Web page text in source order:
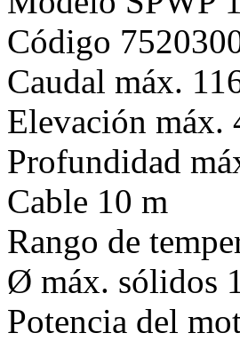
Código
Caudal máx.
Elevación máx.
Profundidad
Cable 10 m
Rango de
Ø máx. sólidos
Potencia del